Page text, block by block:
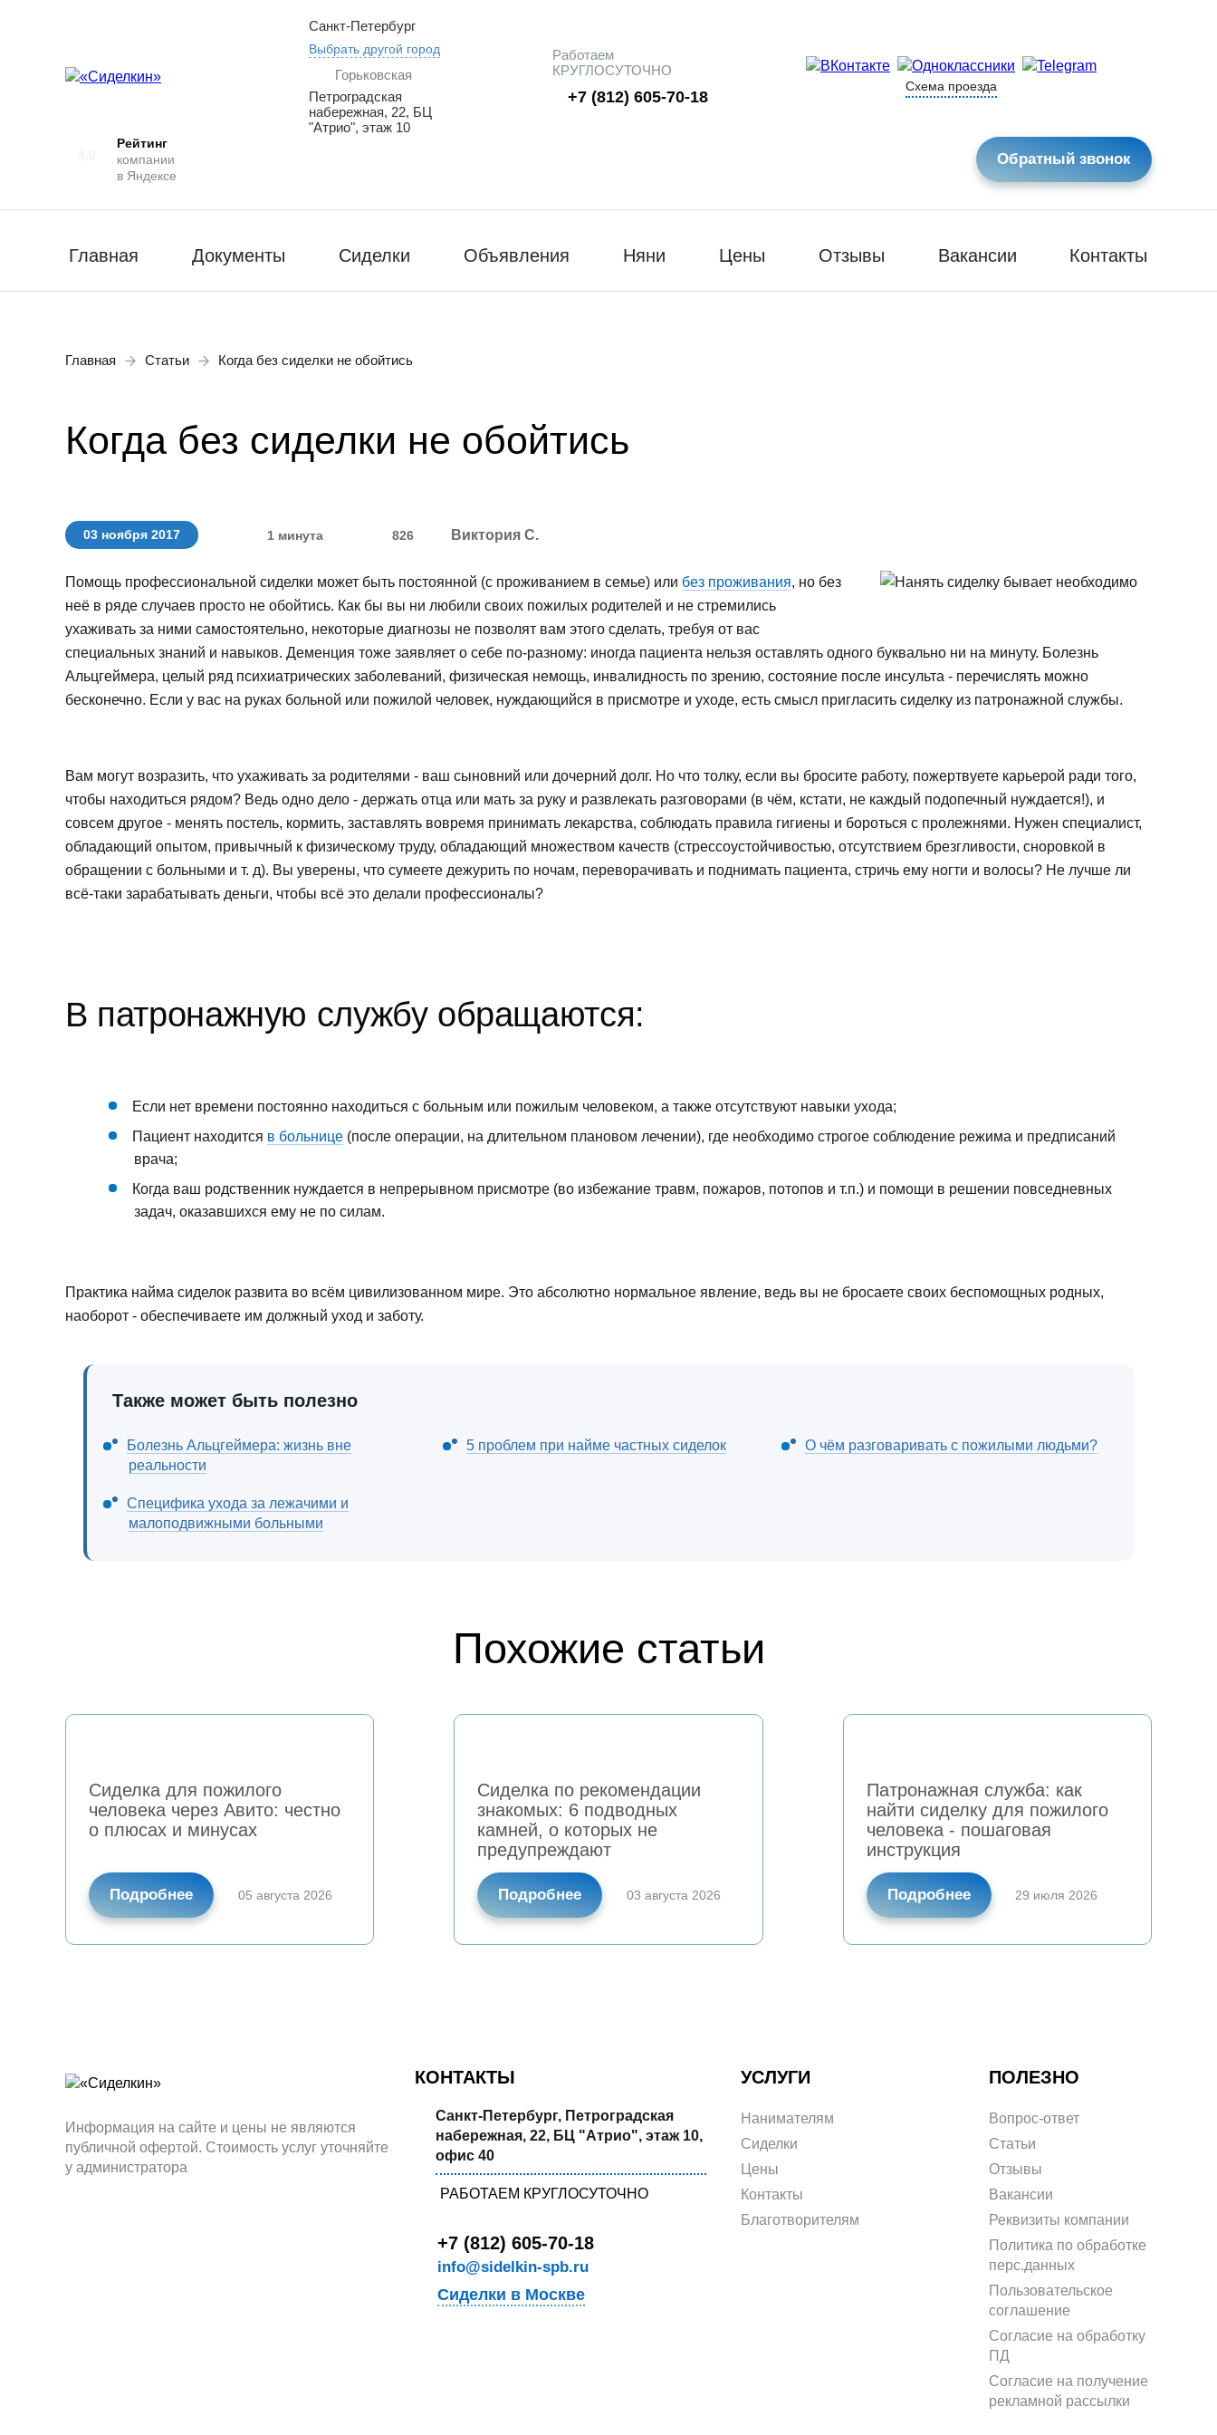
Санкт-Петербург
Выбрать другой город
Горьковская
Петроградская
набережная, 22, БЦ
"Атрио", этаж 10
Работаем
КРУГЛОСУТОЧНО
+7 (812) 605-70-18
Схема проезда
Рейтинг
компании
в Яндексе
Обратный звонок
Главная Документы Сиделки Объявления Няни Цены Отзывы Вакансии Контакты
Главная Статьи Когда без сиделки не обойтись
Когда без сиделки не обойтись
03 ноября 2017 1 минута 826 Виктория С.
Помощь профессиональной сиделки может быть постоянной (с проживанием в семье) или без проживания, но без
неё в ряде случаев просто не обойтись. Как бы вы ни любили своих пожилых родителей и не стремились
ухаживать за ними самостоятельно, некоторые диагнозы не позволят вам этого сделать, требуя от вас
специальных знаний и навыков. Деменция тоже заявляет о себе по-разному: иногда пациента нельзя оставлять одного буквально ни на минуту. Болезнь
Альцгеймера, целый ряд психиатрических заболеваний, физическая немощь, инвалидность по зрению, состояние после инсульта - перечислять можно
бесконечно. Если у вас на руках больной или пожилой человек, нуждающийся в присмотре и уходе, есть смысл пригласить сиделку из патронажной службы.
Вам могут возразить, что ухаживать за родителями - ваш сыновний или дочерний долг. Но что толку, если вы бросите работу, пожертвуете карьерой ради того,
чтобы находиться рядом? Ведь одно дело - держать отца или мать за руку и развлекать разговорами (в чём, кстати, не каждый подопечный нуждается!), и
совсем другое - менять постель, кормить, заставлять вовремя принимать лекарства, соблюдать правила гигиены и бороться с пролежнями. Нужен специалист,
обладающий опытом, привычный к физическому труду, обладающий множеством качеств (стрессоустойчивостью, отсутствием брезгливости, сноровкой в
обращении с больными и т. д). Вы уверены, что сумеете дежурить по ночам, переворачивать и поднимать пациента, стричь ему ногти и волосы? Не лучше ли
всё-таки зарабатывать деньги, чтобы всё это делали профессионалы?
В патронажную службу обращаются:
Если нет времени постоянно находиться с больным или пожилым человеком, а также отсутствуют навыки ухода;
Пациент находится в больнице (после операции, на длительном плановом лечении), где необходимо строгое соблюдение режима и предписаний
врача;
Когда ваш родственник нуждается в непрерывном присмотре (во избежание травм, пожаров, потопов и т.п.) и помощи в решении повседневных
задач, оказавшихся ему не по силам.
Практика найма сиделок развита во всём цивилизованном мире. Это абсолютно нормальное явление, ведь вы не бросаете своих беспомощных родных,
наоборот - обеспечиваете им должный уход и заботу.
Также может быть полезно
Болезнь Альцгеймера: жизнь вне
реальности
5 проблем при найме частных сиделок О чём разговаривать с пожилыми людьми?
Специфика ухода за лежачими и
малоподвижными больными
Похожие статьи
Сиделка для пожилого
человека через Авито: честно
о плюсах и минусах
Подробнее 05 августа 2026
Сиделка по рекомендации
знакомых: 6 подводных
камней, о которых не
предупреждают
Подробнее 03 августа 2026
Патронажная служба: как
найти сиделку для пожилого
человека - пошаговая
инструкция
Подробнее 29 июля 2026
Информация на сайте и цены не являются
публичной офертой. Стоимость услуг уточняйте
у администратора
КОНТАКТЫ
Санкт-Петербург, Петроградская
набережная, 22, БЦ "Атрио", этаж 10,
офис 40
РАБОТАЕМ КРУГЛОСУТОЧНО
+7 (812) 605-70-18
info@sidelkin-spb.ru
Сиделки в Москве
УСЛУГИ
Нанимателям
Сиделки
Цены
Контакты
Благотворителям
ПОЛЕЗНО
Вопрос-ответ
Статьи
Отзывы
Вакансии
Реквизиты компании
Политика по обработке
перс.данных
Пользовательское
соглашение
Согласие на обработку
ПД
Согласие на получение
рекламной рассылки